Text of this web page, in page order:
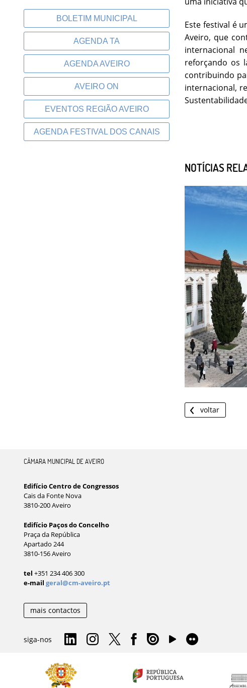
BOLETIM MUNICIPAL
AGENDA TA
AGENDA AVEIRO
AVEIRO ON
EVENTOS REGIÃO AVEIRO
AGENDA FESTIVAL DOS CANAIS
Este festival é
Aveiro, que
internacional
reforçando os
contribuindo
internacional,
NOTÍCIAS
voltar
CÂMARA MUNICIPAL DE AVEIRO
Edifício Centro de Congressos
Cais da Fonte Nova
3810-200 Aveiro
Edifício Paços do Concelho
Praça da República
Apartado 244
3810-156 Aveiro
tel +351 234 406 300
e-mail geral@cm-aveiro.pt
mais contactos
siga-nos